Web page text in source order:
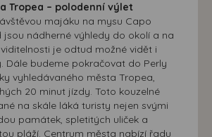
Tropea – polodenní výlet
majáku na mysu Capo
nádherné výhledy do okolí a na
je odtud možné vidět i
Dále budeme pokračovat do Perly
vyhledávaného města Tropea,
20 minut jízdy. Toto kouzelné
na skále láká turisty nejen svými
památek, spletitých uliček a
pláží. Centrum města nabízí řadu